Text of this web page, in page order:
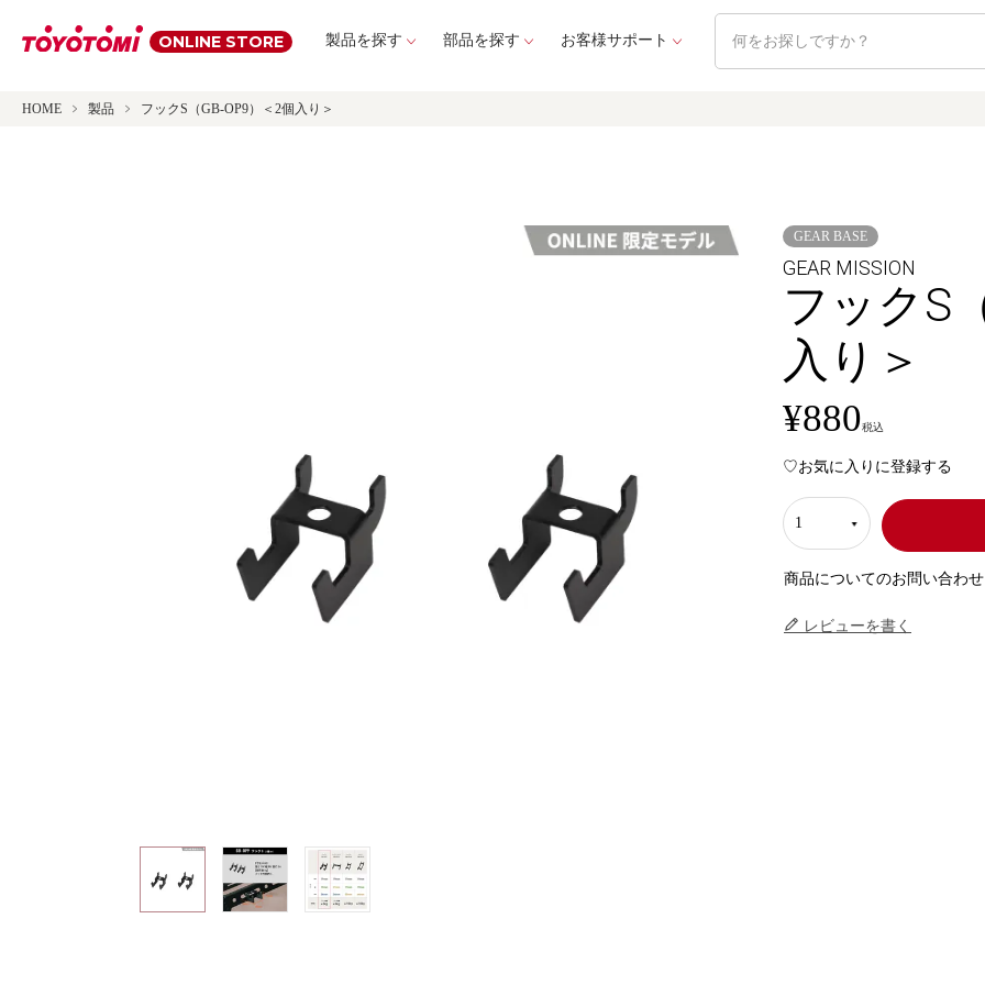
ONLINE STORE 製品を探す 部品を探す お客様サポート
HOME 製品 フックS（GB-OP9）＜2個入り＞
GEAR BASE
GEAR MISSION
フックS
入り＞
¥880税込
お気に入りに登録する
商品についてのお問い合わせ
レビューを書く